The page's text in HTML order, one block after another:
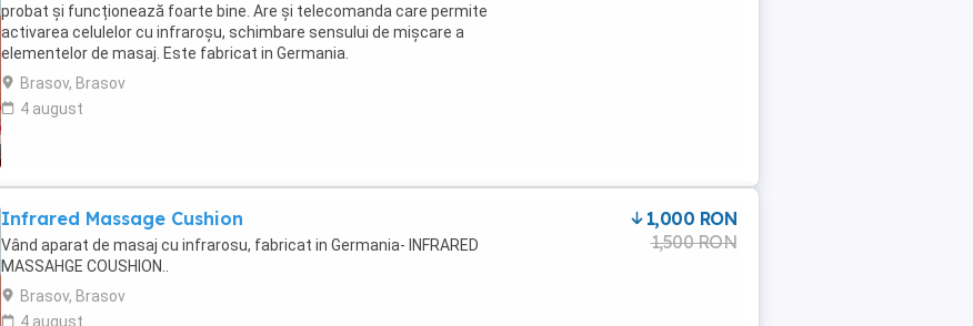
probat și funcționează foarte bine. Are și telecomanda care permite
activarea celulelor cu infraroșu, schimbare sensului de mișcare a
elementelor de masaj. Este fabricat in Germania.
Brasov, Brasov
4 august
Infrared Massage Cushion
Vând aparat de masaj cu infrarosu, fabricat in Germania- INFRARED
MASSAHGE COUSHION..
Brasov, Brasov
4 august
1,000 RON
1,500 RON